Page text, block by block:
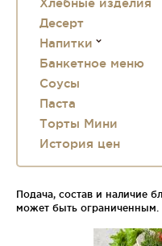
Хлебные изделия
Десерт
Напитки
Банкетное меню
Соусы
Паста
Торты Мини
История цен
Подача, состав и наличие
может быть ограниченным.